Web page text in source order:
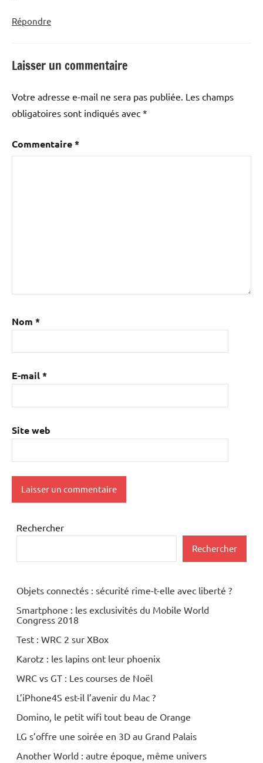
Répondre
Laisser un commentaire
Votre adresse e-mail ne sera pas publiée. Les champs
obligatoires sont indiqués avec *
Commentaire*
Nom *
E-mail*
Site web
Rechercher
Rechercher
Objets connectés : sécurité rime-t-elle avec liberté ?
Smartphone : les exclusivités du Mobile World
Congress 2018
Test : WRC 2 sur XBox
Karotz : les lapins ont leur phoenix
WRC vs GT : Les courses de Noël
L’iPhone4S est-il l’avenir du Mac ?
Domino, le petit wifi tout beau de Orange
LG s’offre une soirée en 3D au Grand Palais
Another World : autre époque, même univers